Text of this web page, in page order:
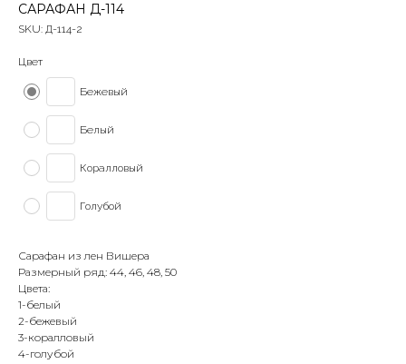
САРАФАН Д-114
SKU: Д-114-2
Цвет
Бежевый
Белый
Коралловый
Голубой
Сарафан из лен Вишера
Размерный ряд: 44, 46, 48, 50
Цвета:
1-белый
2-бежевый
3-коралловый
4-голубой